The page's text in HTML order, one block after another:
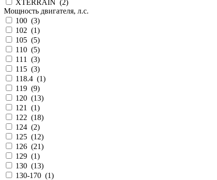
XTERRAIN (2)
Мощность двигателя, л.с.
100 (3)
102 (1)
105 (5)
110 (5)
111
(3)
115 (3)
118.4 (1)
119 (9)
120 (13)
121
(1)
122 (18)
124 (2)
125 (12)
126 (21)
129 (1)
130 (13)
130-170 (1)